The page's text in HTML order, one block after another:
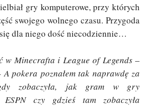
gry komputerowe, przy których
swojego wolnego czasu. Przygoda
dla niego dość niecodziennie…
w Minecrafta i League of Legends–
A pokera poznałem tak naprawdę za
zobaczyła, jak gram w gry
ESPN czy gdzieś tam zobaczyła